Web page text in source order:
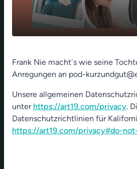
play_arrow
00:00
Frank Nie macht´s wie seine
Anregungen an pod-
Unsere allgemeinen
unter https://art19.com/privacy.
Datenschutzrichtlinien für
https://art19.com/privacy#do-